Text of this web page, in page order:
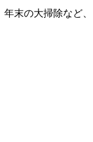
末の大掃除など